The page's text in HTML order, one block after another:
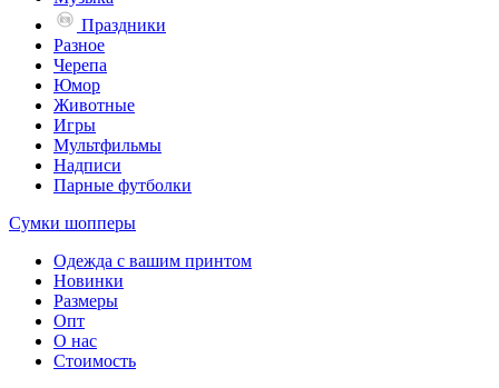
Праздники
Разное
Черепа
Юмор
Животные
Игры
Мультфильмы
Надписи
Парные футболки
Сумки шопперы
Одежда с вашим принтом
Новинки
Размеры
Опт
О нас
Стоимость